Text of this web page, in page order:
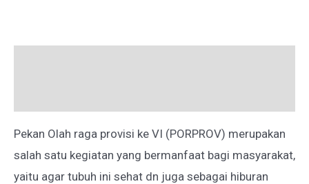
Pekan Olah raga provisi ke VI (PORPROV) merupakan
salah satu kegiatan yang bermanfaat bagi masyarakat,
yaitu agar tubuh ini sehat dn juga sebagai hiburan